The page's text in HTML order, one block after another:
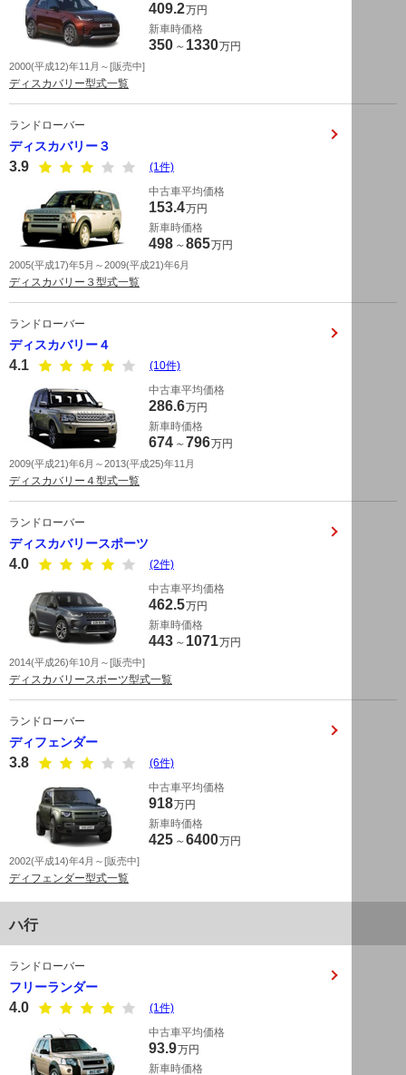
409.2万円
新車時価格
350 ～ 1330万円
2000(平成12)年11月～[販売中]
ディスカバリー型式一覧
ランドローバー
ディスカバリー３
3.9
(1件)
中古車平均価格
153.4万円
新車時価格
498 ～865万円
2005(平成17)年5月～2009(平成21)年6月
ディスカバリー３型式一覧
ランドローバー
ディスカバリー４
4.1
(10件)
中古車平均価格
286.6万円
新車時価格
674 ～796万円
2009(平成21)年6月～2013(平成25)年11月
ディスカバリー４型式一覧
ランドローバー
ディスカバリースポーツ
4.0
(2件)
中古車平均価格
462.5万円
新車時価格
443 ～ 1071万円
2014(平成26)年10月～[販売中]
ディスカバリースポーツ型式一覧
ランドローバー
ディフェンダー
3.8
(6件)
中古車平均価格
918万円
新車時価格
425 ～6400万円
2002(平成14)年4月～[販売中]
ディフェンダー型式一覧
ハ行
ランドローバー
フリーランダー
4.0
(1件)
中古車平均価格
93.9万円
新車時価格